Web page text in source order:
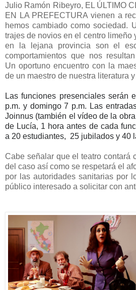
Julio Ramón Ribeyro, EL ÚLTIMO
EN LA PREFECTURA vienen a
hemos cambiado como sociedad.
trajes de novios en el centro limeño
en la lejana provincia son el
comportamientos que nos
Un oportuno encuentro con la
de un maestro de nuestra literatura
Las funciones presenciales serán
p.m. y domingo 7 p.m. Las
Joinnus (también el vídeo de la
de Lucía, 1 hora antes de cada
a 20 estudiantes, 25 jubilados y 40
Cabe señalar que el teatro contará
del caso así como se respetará el
por las autoridades sanitarias por
público interesado a solicitar con